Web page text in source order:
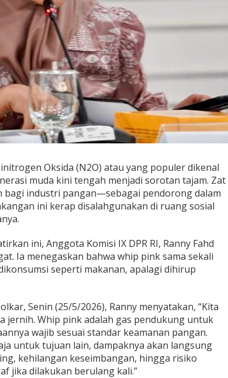
Oksida (N2O) atau yang populer dikenal
muda kini tengah menjadi sorotan tajam. Zat
bagi industri pangan—sebagai pendorong dalam
ini kerap disalahgunakan di ruang sosial
ini, Anggota Komisi IX DPR RI, Ranny Fahd
Ia menegaskan bahwa whip pink sama sekali
seperti makanan, apalagi dihirup
Senin (25/5/2026), Ranny menyatakan, “Kita
jernih. Whip pink adalah gas pendukung untuk
wajib sesuai standar keamanan pangan.
untuk tujuan lain, dampaknya akan langsung
kehilangan keseimbangan, hingga risiko
jika dilakukan berulang kali.”